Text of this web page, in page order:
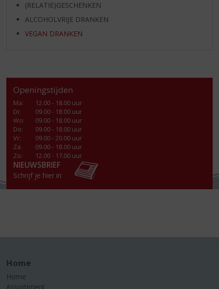
(RELATIE)GESCHENKEN
ALCOHOLVRIJE DRANKEN
VEGAN DRANKEN
Openingstijden
Ma:
12.00 - 18.00 uur
Di:
09.00 - 18.00 uur
Wo:
09.00 - 18.00 uur
Do:
09.00 - 18.00 uur
Vr:
09.00 - 20.00 uur
Za:
09.00 - 18.00 uur
Zo:
12.00 - 17.00 uur
NIEUWSBRIEF
Schrijf je hier in
Home
Home
Assortiment